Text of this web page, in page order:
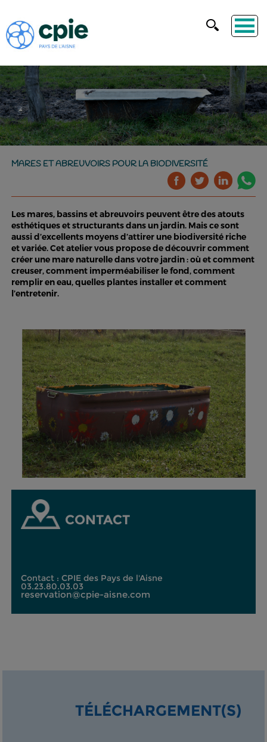
MARES ET ABREUVOIRS POUR LA BIODIVERSITÉ
Les mares, bassins et abreuvoirs peuvent être des atouts
esthétiques et structurants dans un jardin. Mais ce sont
aussi d’excellents moyens d’attirer une biodiversité riche
et variée. Cet atelier vous propose de découvrir comment
créer une mare naturelle dans votre jardin : où et comment
creuser, comment imperméabiliser le fond, comment
remplir en eau, quelles plantes installer et comment
l’entretenir.
CONTACT
Contact : CPIE des Pays de l'Aisne
03.23.80.03.03
reservation@cpie-aisne.com
TÉLÉCHARGEMENT(S)